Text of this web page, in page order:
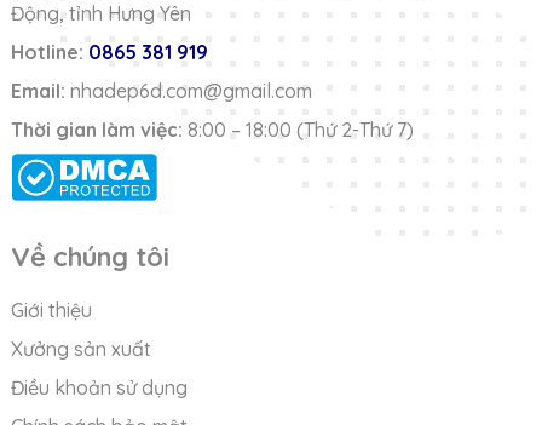
Động, tỉnh Hưng Yên
Hotline: 0865 381 919
Email: nhadep6d.com@gmail.com
Thời gian làm việc: 8:00 – 18:00 (Thứ 2-Thứ 7)
Về chúng tôi
Giới thiệu
Xưởng sản xuất
Điều khoản sử dụng